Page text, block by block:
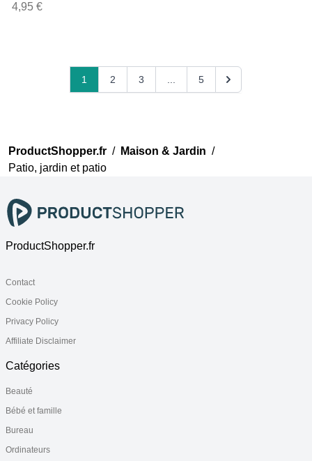
4,95 €
1 2 3 5
ProductShopper.fr / Maison & Jardin /
Patio, jardin et patio
ProductShopper.fr
Contact
Cookie Policy
Privacy Policy
Affiliate Disclaimer
Catégories
Beauté
Bébé et famille
Bureau
Ordinateurs